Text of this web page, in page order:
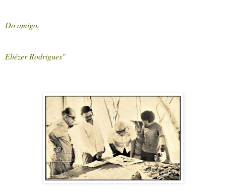
Do amigo,
Eliézer Rodrigues"